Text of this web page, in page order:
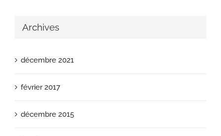
Archives
décembre 2021
février 2017
décembre 2015